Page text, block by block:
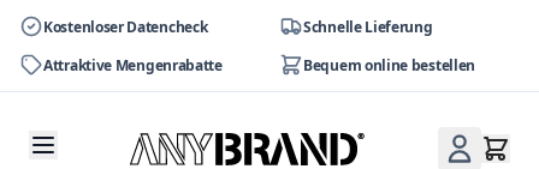
Kostenloser Datencheck
Schnelle Lieferung
Attraktive Mengenrabatte
Bequem online bestellen